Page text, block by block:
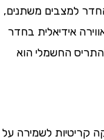
משתנים,
אידיאלית בחדר
החשמלי הוא
לשמירה על